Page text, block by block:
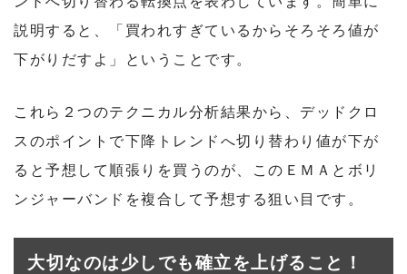
説明すると、「買われすぎているからそろそろ値が
下がりだすよ」ということです。
これら２つのテクニカル分析結果から、デッドクロ
スのポイントで下降トレンドへ切り替わり値が下が
ると予想して順張りを買うのが、このＥＭＡとボリ
ンジャーバンドを複合して予想する狙い目です。
大切なのは少しでも確立を上げること！